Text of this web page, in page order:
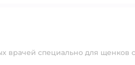
врачей специально для щенков